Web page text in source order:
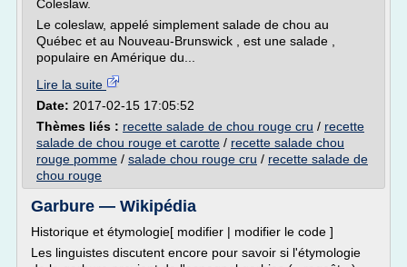
Coleslaw.
Le coleslaw, appelé simplement salade de chou au
Québec et au Nouveau-Brunswick , est une salade ,
populaire en Amérique du...
Lire la suite
Date: 2017-02-15 17:05:52
Thèmes liés : recette salade de chou rouge cru / recette
salade de chou rouge et carotte / recette salade chou
rouge pomme / salade chou rouge cru / recette salade de
chou rouge
Garbure — Wikipédia
Historique et étymologie[ modifier | modifier le code ]
Les linguistes discutent encore pour savoir si l'étymologie